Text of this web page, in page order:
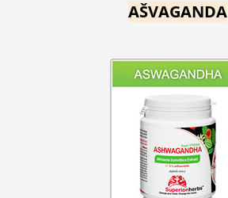
AŠVAGANDA